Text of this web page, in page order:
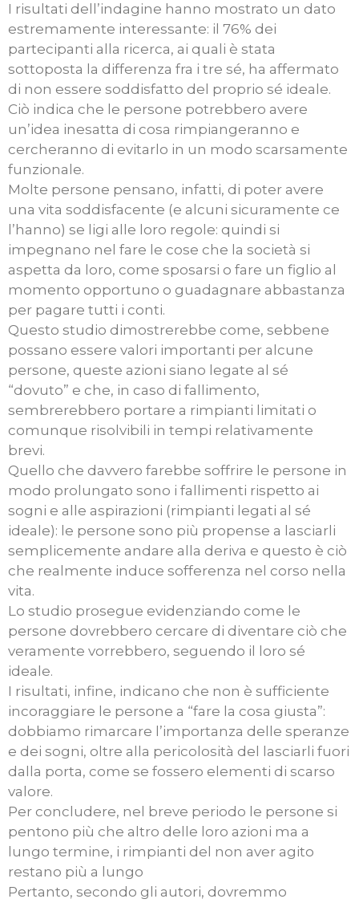
I risultati dell’indagine hanno mostrato un dato
estremamente interessante: il 76% dei
partecipanti alla ricerca, ai quali è stata
sottoposta la differenza fra i tre sé, ha affermato
di non essere soddisfatto del proprio sé ideale.
Ciò indica che le persone potrebbero avere
un’idea inesatta di cosa rimpiangeranno e
cercheranno di evitarlo in un modo scarsamente
funzionale.
Molte persone pensano, infatti, di poter avere
una vita soddisfacente (e alcuni sicuramente ce
l’hanno) se ligi alle loro regole: quindi si
impegnano nel fare le cose che la società si
aspetta da loro, come sposarsi o fare un figlio al
momento opportuno o guadagnare abbastanza
per pagare tutti i conti.
Questo studio dimostrerebbe come, sebbene
possano essere valori importanti per alcune
persone, queste azioni siano legate al sé
“dovuto” e che, in caso di fallimento,
sembrerebbero portare a rimpianti limitati o
comunque risolvibili in tempi relativamente
brevi.
Quello che davvero farebbe soffrire le persone in
modo prolungato sono i fallimenti rispetto ai
sogni e alle aspirazioni (rimpianti legati al sé
ideale): le persone sono più propense a lasciarli
semplicemente andare alla deriva e questo è ciò
che realmente induce sofferenza nel corso nella
vita.
Lo studio prosegue evidenziando come le
persone dovrebbero cercare di diventare ciò che
veramente vorrebbero, seguendo il loro sé
ideale.
I risultati, infine, indicano che non è sufficiente
incoraggiare le persone a “fare la cosa giusta”:
dobbiamo rimarcare l’importanza delle speranze
e dei sogni, oltre alla pericolosità del lasciarli fuori
dalla porta, come se fossero elementi di scarso
valore.
Per concludere, nel breve periodo le persone si
pentono più che altro delle loro azioni ma a
lungo termine, i rimpianti del non aver agito
restano più a lungo
Pertanto, secondo gli autori, dovremmo